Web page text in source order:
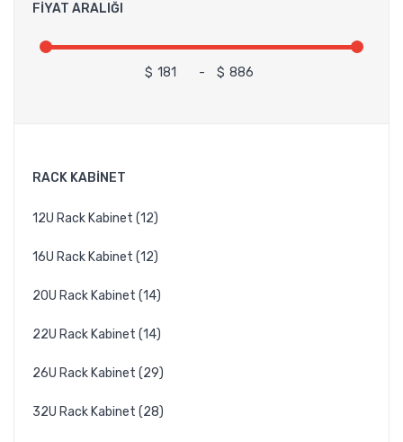
FIYAT ARALIĞI
$ - $
RACK KABINET
12U Rack Kabinet (12)
16U Rack Kabinet (12)
20U Rack Kabinet (14)
22U Rack Kabinet (14)
26U Rack Kabinet (29)
32U Rack Kabinet (28)